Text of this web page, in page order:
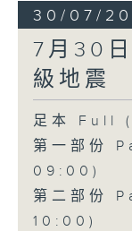
30/07/
7月30
級地震
足本 Full
第一部份
09:00)
第二部份
10:00)